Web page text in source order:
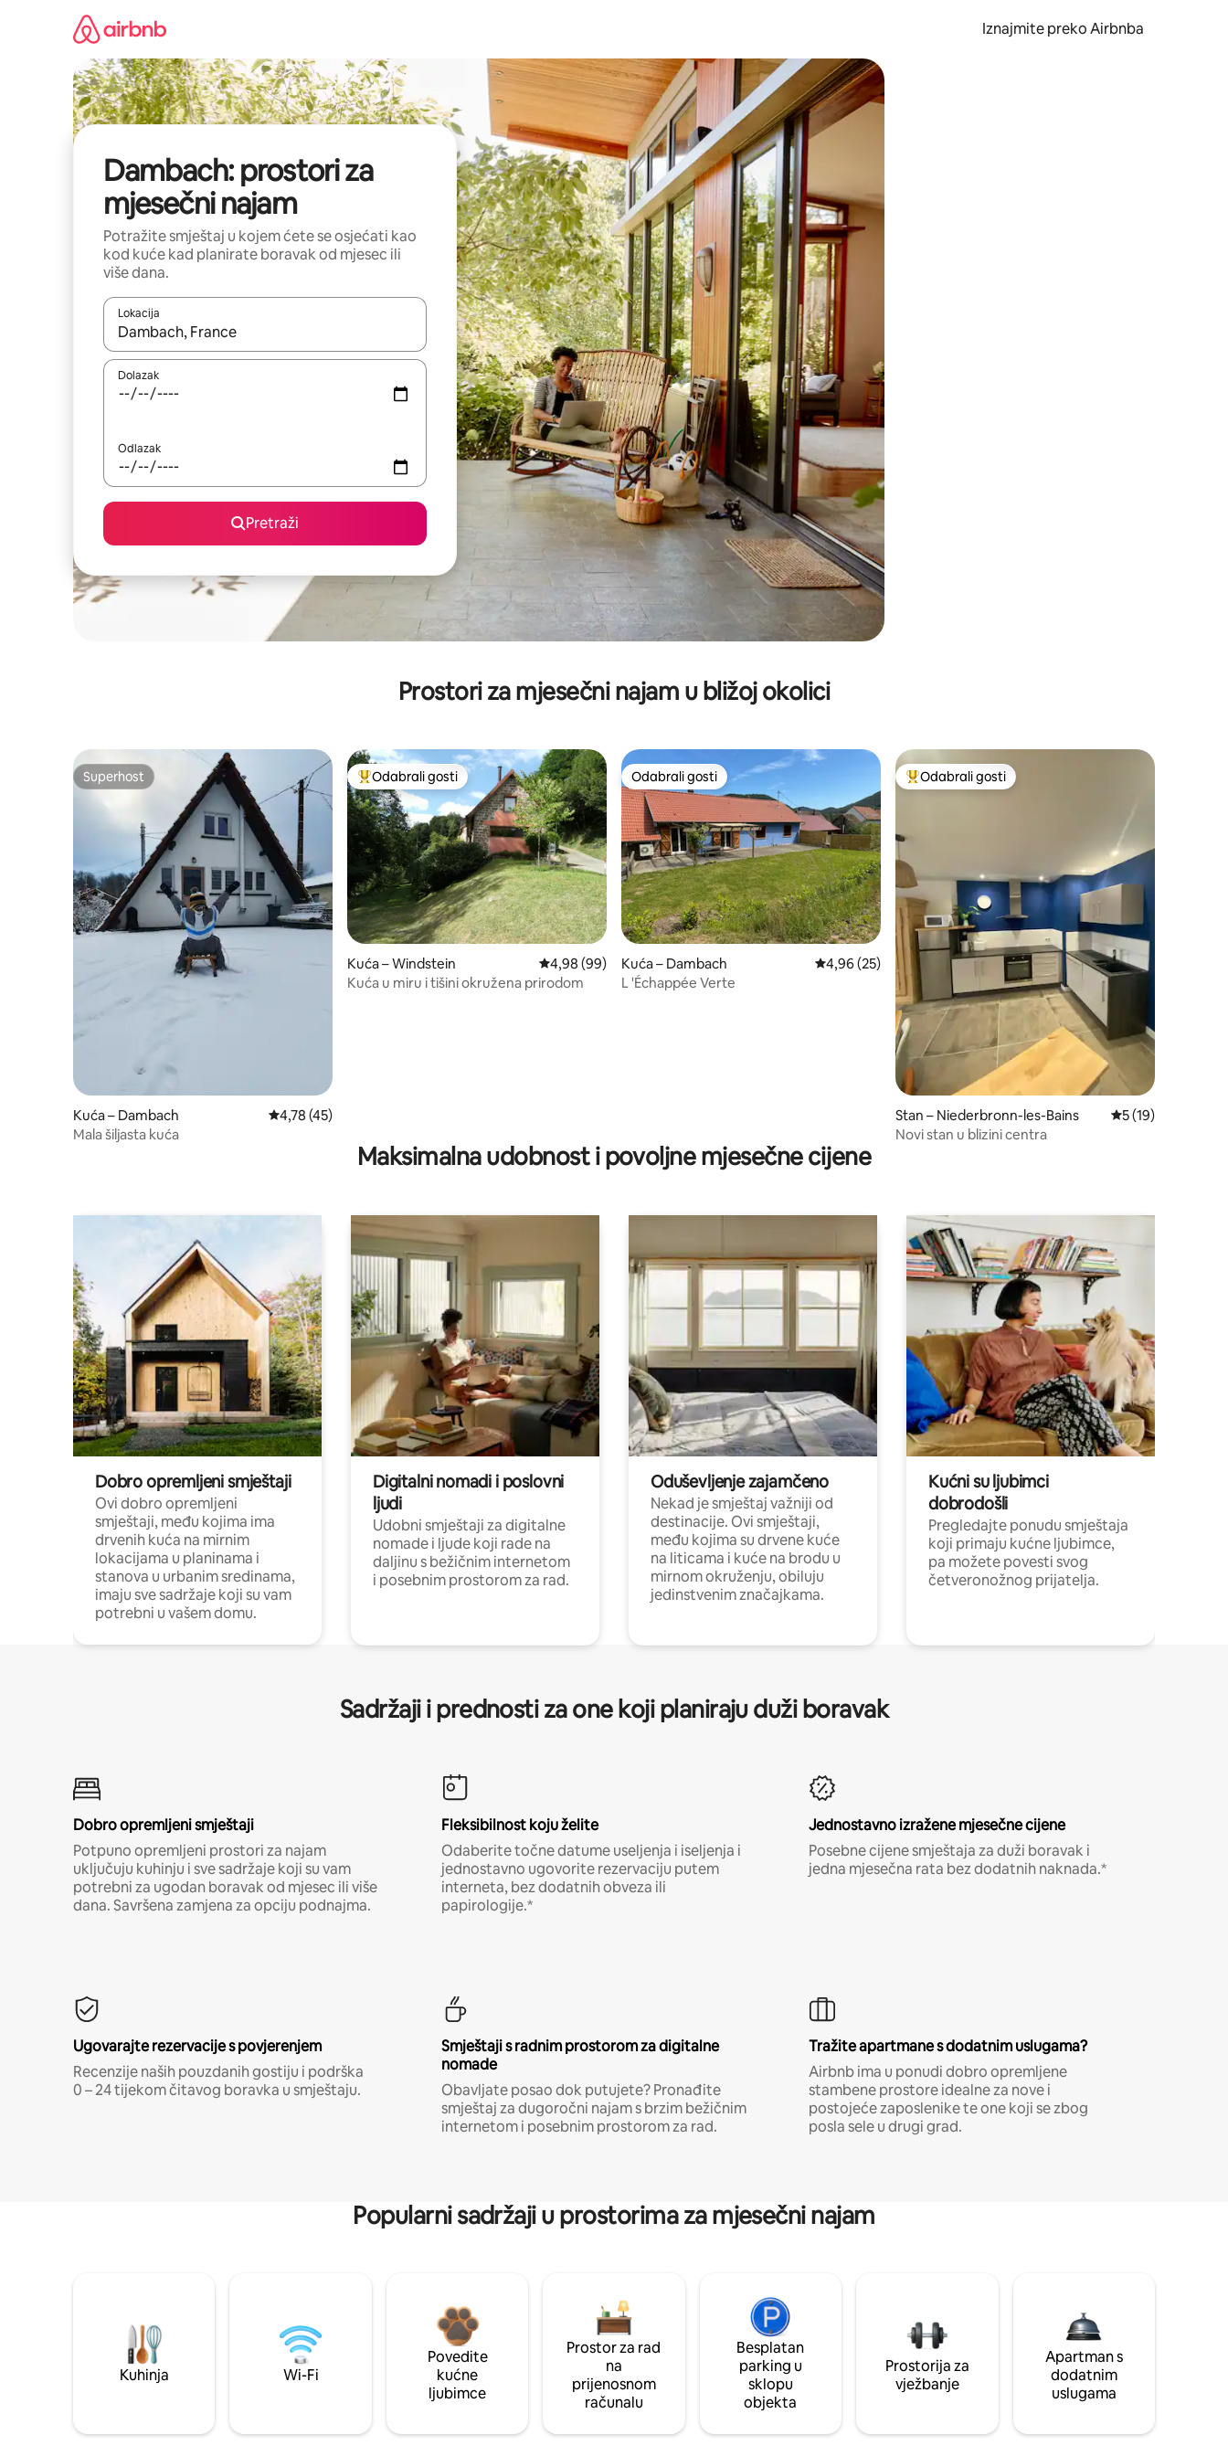
Iznajmite preko Airbnba
Dambach: prostori za
mjesečni najam
Potražite smještaj u kojem ćete se osjećati kao
kod kuće kad planirate boravak od mjesec ili
više dana.
Lokacija
Kada budu dostupni rezultati, moći ćete ih pregledati koristeći se strelicama prema gore i prema dolje, kao i dodirom ili prelaskom prstom po zaslonu.
Dolazak
Odlazak
Pretraži
Prostori za mjesečni najam u bližoj okolici
Superhost
Superhost
Kuća – Dambach Prosječna ocjena: 4,78/5, recenzija: 45
4,78 (45)
Mala šiljasta kuća
Među najviše rangiranima s oznakom „Odabrali gosti”
Odabrali gosti
Kuća – Windstein Prosječna ocjena: 4,98/5, recenzija: 99
4,98 (99)
Kuća u miru i tišini okružena prirodom
Odabrali gosti
Odabrali gosti
Kuća – Dambach Prosječna ocjena: 4,96/5, recenzija: 25
4,96 (25)
L 'Échappée Verte
Među najviše rangiranima s oznakom „Odabrali gosti”
Odabrali gosti
Stan – Niederbronn-les-Bains Prosječna ocjena:
5 (19)
Novi stan u blizini centra
Maksimalna udobnost i povoljne mjesečne cijene
Dobro opremljeni smještaji
Ovi dobro opremljeni
smještaji, među kojima ima
drvenih kuća na mirnim
lokacijama u planinama i
stanova u urbanim sredinama,
imaju sve sadržaje koji su vam
potrebni u vašem domu.
Digitalni nomadi i poslovni
ljudi
Udobni smještaji za digitalne
nomade i ljude koji rade na
daljinu s bežičnim internetom
i posebnim prostorom za rad.
Oduševljenje zajamčeno
Nekad je smještaj važniji od
destinacije. Ovi smještaji,
među kojima su drvene kuće
na liticama i kuće na brodu u
mirnom okruženju, obiluju
jedinstvenim značajkama.
Kućni su ljubimci
dobrodošli
Pregledajte ponudu smještaja
koji primaju kućne ljubimce,
pa možete povesti svog
četveronožnog prijatelja.
Sadržaji i prednosti za one koji planiraju duži boravak
Dobro opremljeni smještaji
Potpuno opremljeni prostori za najam
uključuju kuhinju i sve sadržaje koji su vam
potrebni za ugodan boravak od mjesec ili više
dana. Savršena zamjena za opciju podnajma.
Fleksibilnost koju želite
Odaberite točne datume useljenja i iseljenja i
jednostavno ugovorite rezervaciju putem
interneta, bez dodatnih obveza ili
papirologije.*
Jednostavno izražene mjesečne cijene
Posebne cijene smještaja za duži boravak i
jedna mjesečna rata bez dodatnih naknada.*
Ugovarajte rezervacije s povjerenjem
Recenzije naših pouzdanih gostiju i podrška
0 – 24 tijekom čitavog boravka u smještaju.
Smještaji s radnim prostorom za digitalne
nomade
Obavljate posao dok putujete? Pronađite
smještaj za dugoročni najam s brzim bežičnim
internetom i posebnim prostorom za rad.
Tražite apartmane s dodatnim uslugama?
Airbnb ima u ponudi dobro opremljene
stambene prostore idealne za nove i
postojeće zaposlenike te one koji se zbog
posla sele u drugi grad.
Popularni sadržaji u prostorima za mjesečni najam
Kuhinja Wi-Fi
Povedite
kućne
ljubimce
Prostor za rad
na
prijenosnom
računalu
Besplatan
parking u
sklopu
objekta
Prostorija za
vježbanje
Apartman s
dodatnim
uslugama